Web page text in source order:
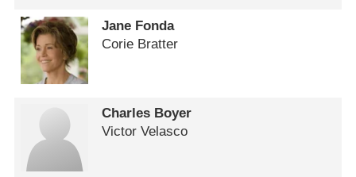
Jane Fonda
Corie Bratter
Charles Boyer
Victor Velasco